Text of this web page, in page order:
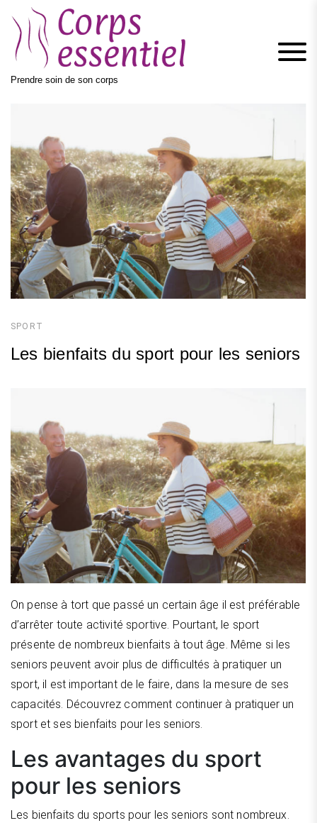
content
Prendre soin de son corps
SPORT
Les bienfaits du sport pour les seniors
On pense à tort que passé un certain âge il est préférable
d’arrêter toute activité sportive. Pourtant, le sport
présente de nombreux bienfaits à tout âge. Même si les
seniors peuvent avoir plus de difficultés à pratiquer un
sport, il est important de le faire, dans la mesure de ses
capacités. Découvrez comment continuer à pratiquer un
sport et ses bienfaits pour les seniors.
Les avantages du sport
pour les seniors
Les bienfaits du sports pour les seniors sont nombreux.